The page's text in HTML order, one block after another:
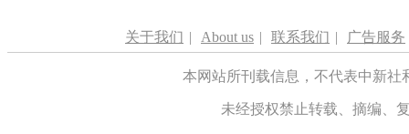
关于我们 | About us | 联系我们 | 广告服务
本网站所刊载信息，不代表中新
未经授权禁止转载、摘编、